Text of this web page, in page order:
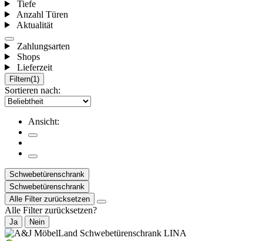
Tiefe
Anzahl Türen
Aktualität
Zahlungsarten
Shops
Lieferzeit
Filtern(1)
Sortieren nach:
Ansicht:
Schwebetürenschrank
Schwebetürenschrank
Alle Filter zurücksetzen
Alle Filter zurücksetzen?
Ja Nein